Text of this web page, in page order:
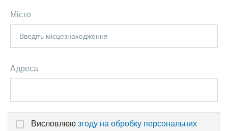
Місто
Адреса
Висловлюю згоду на обробку персональних